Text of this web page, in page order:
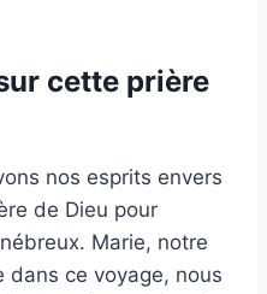
cette prière
nos esprits envers
de Dieu pour
Marie, notre
dans ce voyage, nous